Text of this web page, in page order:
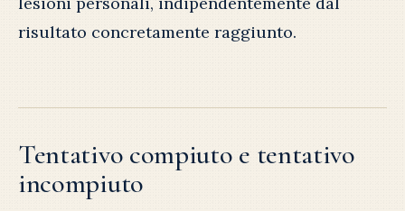
risultato concretamente raggiunto.
Tentativo compiuto e tentativo
incompiuto